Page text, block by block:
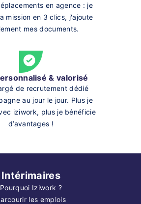
en agence : je
mission en 3 clics, j'ajoute
mes documents.
& valorisé
de recrutement dédié
au jour le jour. Plus je
iziwork, plus je bénéficie
d’avantages !
Intérimaires
Pourquoi Iziwork ?
les emplois